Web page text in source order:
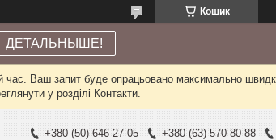
Кошик
ДЕТАЛЬНЫШЕ!
час. Ваш запит буде опрацьовано максимально
у розділі Контакти.
+380 (50) 646-27-05 +380 (63) 570-80-88